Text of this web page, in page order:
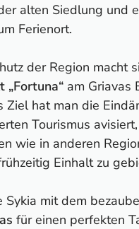
alten Siedlung und
Ferienort.
der Region macht
„Fortuna“ am Griavas
Ziel hat man die
Tourismus
wie in anderen
Einhalt zu
Sykia mit dem
für einen perfekten